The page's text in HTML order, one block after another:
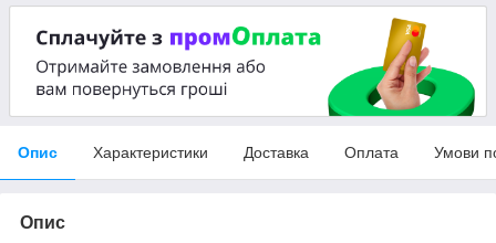
Опис Характеристики Доставка Оплата Умови
Опис